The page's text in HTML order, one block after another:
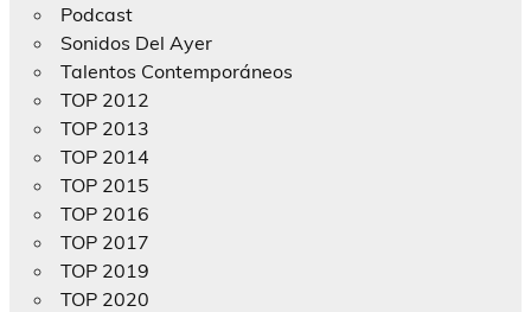
Podcast
Sonidos Del Ayer
Talentos Contemporáneos
TOP 2012
TOP 2013
TOP 2014
TOP 2015
TOP 2016
TOP 2017
TOP 2019
TOP 2020